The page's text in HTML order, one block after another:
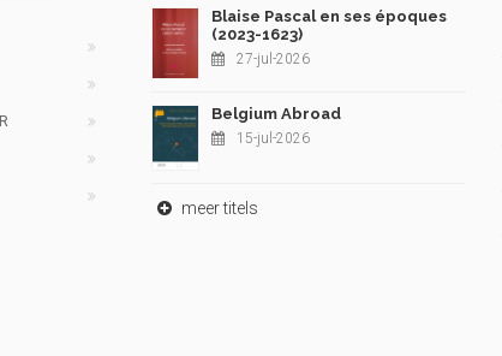
Blaise Pascal en ses époques
(2023-1623)
27-jul-2026
Belgium Abroad
15-jul-2026
meer titels